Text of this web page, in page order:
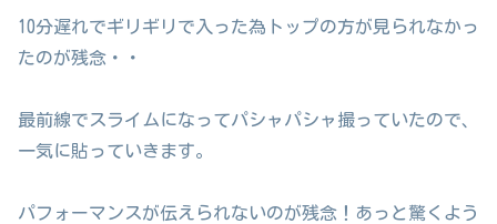
10分遅れでギリギリで入った為トップの方が見られなかっ
たのが残念・・
最前線でスライムになってパシャパシャ撮っていたので、
一気に貼っていきます。
パフォーマンスが伝えられないのが残念！あっと驚くよう